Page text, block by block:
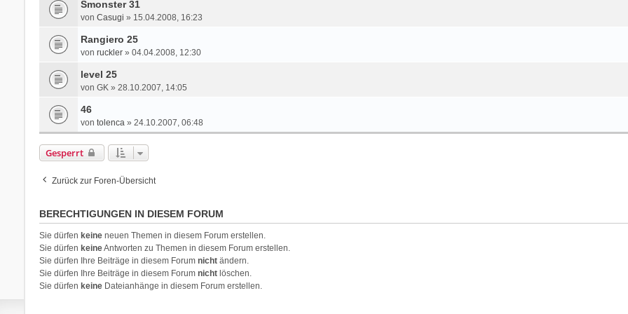
Smonster 31
von Casugi » 15.04.2008, 16:23
Rangiero 25
von ruckler» 04.04.2008, 12:30
level 25
von GK » 28.10.2007, 14:05
46
von tolenca » 24.10.2007, 06:48
Gesperrt
Zurück zur Foren-Übersicht
BERECHTIGUNGEN IN DIESEM FORUM
Sie dürfen keineneuen Themen in diesem Forum erstellen.
Sie dürfen keineAntworten zu Themen in diesem Forum erstellen.
Sie dürfen Ihre Beiträge in diesem Forum nichtändern.
Sie dürfen Ihre Beiträge in diesem Forum nichtlöschen.
Sie dürfen keineDateianhänge in diesem Forum erstellen.